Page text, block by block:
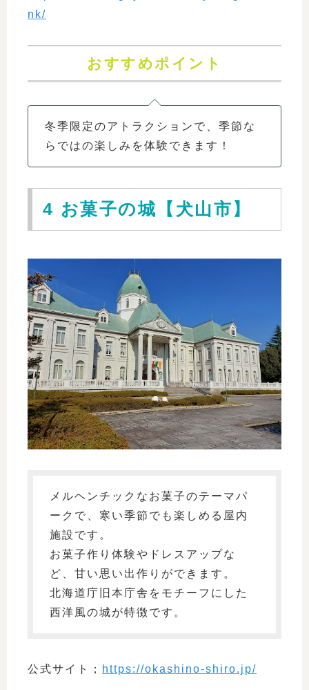
nk/
おすすめポイント
冬季限定のアトラクションで、季節な
らではの楽しみを体験できます！
4 お菓子の城【犬山市】
メルヘンチックなお菓子のテーマパ
ークで、寒い季節でも楽しめる屋内
施設です。
お菓子作り体験やドレスアップな
ど、甘い思い出作りができます。
北海道庁旧本庁舎をモチーフにした
西洋風の城が特徴です。
公式サイト； https://okashino-shiro.jp/